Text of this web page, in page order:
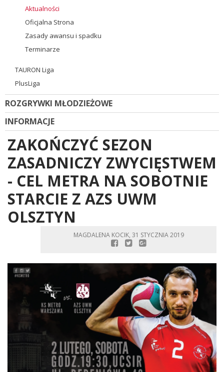
Aktualności
Oficjalna Strona
Zasady awansu i spadku
Terminarze
TAURON Liga
PlusLiga
ROZGRYWKI MŁODZIEŻOWE
INFORMACJE
ZAKOŃCZYĆ SEZON
ZASADNICZY ZWYCIĘSTWEM
- CEL METRA NA SOBOTNIE
STARCIE Z AZS UWM
OLSZTYN
MAGDALENA KOCIK, 31 STYCZNIA 2019